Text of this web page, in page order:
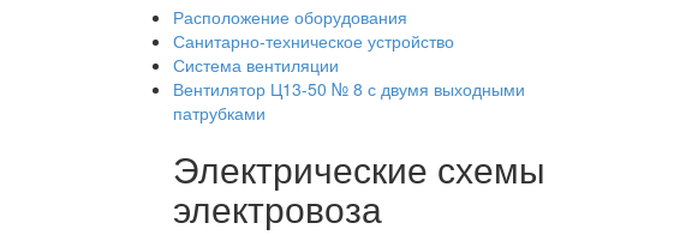
Расположение оборудования
Санитарно-техническое устройство
Система вентиляции
Вентилятор Ц13-50 № 8 с двумя выходными
патрубками
Электрические схемы
электровоза